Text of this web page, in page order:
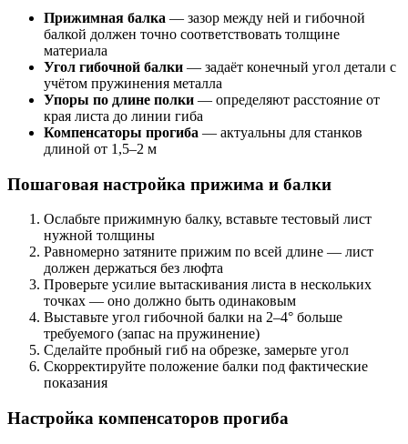
Прижимная балка — зазор между ней и гибочной
балкой должен точно соответствовать толщине
материала
Угол гибочной балки — задаёт конечный угол детали с
учётом пружинения металла
Упоры по длине полки — определяют расстояние от
края листа до линии гиба
Компенсаторы прогиба — актуальны для станков
длиной от 1,5–2 м
Пошаговая настройка прижима и балки
Ослабьте прижимную балку, вставьте тестовый лист
нужной толщины
Равномерно затяните прижим по всей длине — лист
должен держаться без люфта
Проверьте усилие вытаскивания листа в нескольких
точках — оно должно быть одинаковым
Выставьте угол гибочной балки на 2–4° больше
требуемого (запас на пружинение)
Сделайте пробный гиб на обрезке, замерьте угол
Скорректируйте положение балки под фактические
показания
Настройка компенсаторов прогиба